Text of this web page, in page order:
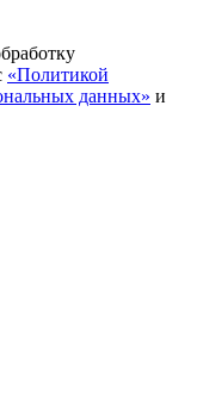
«Политикой
данных» и